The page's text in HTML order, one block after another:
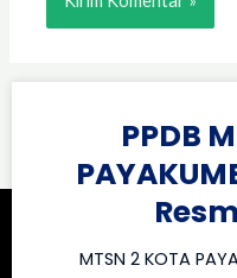
PPDB
MTSN 2 KOTA